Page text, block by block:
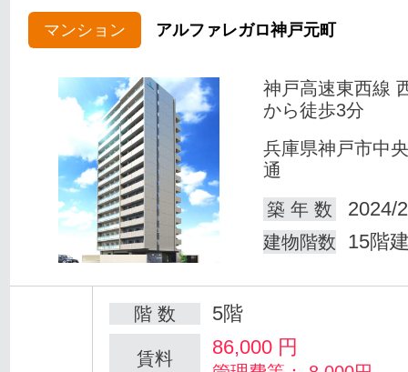
マンション アルファレガロ神戸元町
神戸高速東西線
から徒歩3分
兵庫県神戸市中
通
築 年 数
2024/
建物階数 15階
階 数 5階
賃料 86,000 円